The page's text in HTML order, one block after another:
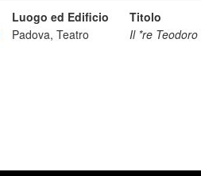
Luogo ed Edificio
Titolo
Padova, Teatro Il *re